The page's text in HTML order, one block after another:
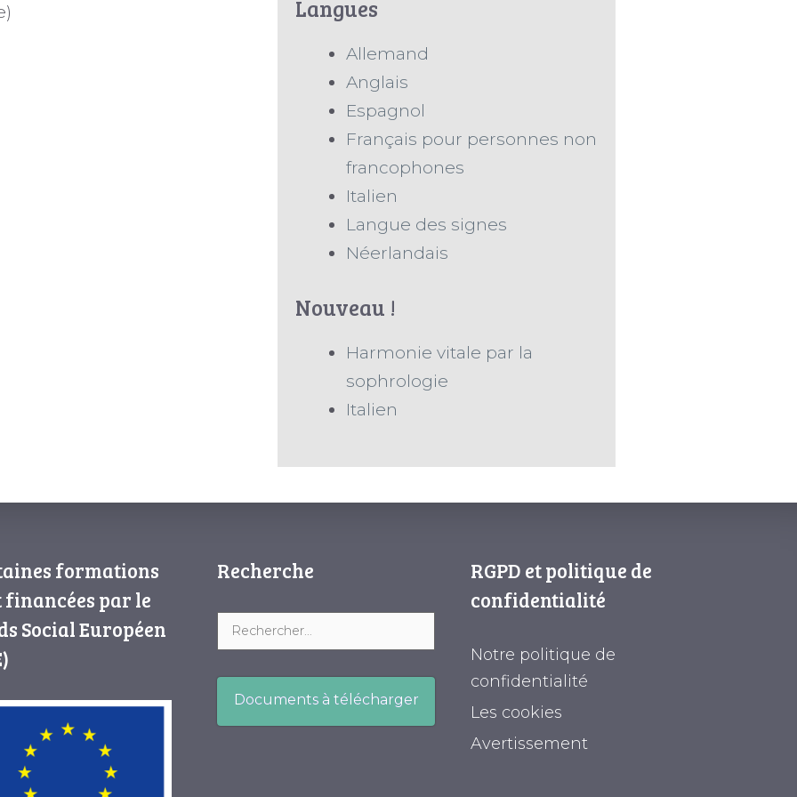
Langues
Allemand
Anglais
Espagnol
Français pour personnes non
francophones
Italien
Langue des signes
Néerlandais
Nouveau !
Harmonie vitale par la
sophrologie
Italien
formations
financées par le
Social Européen
Recherche
Documents à télécharger
RGPD et politique de
confidentialité
Notre politique de
confidentialité
Les cookies
Avertissement